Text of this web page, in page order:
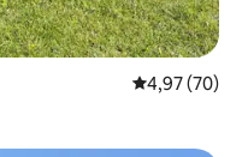
საშუალო
4,97 (70)